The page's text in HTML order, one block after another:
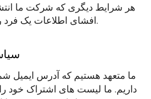
هر شرایط دیگری که شرکت ما
افشای اطلاعات یک فرد را ضروری بداند.
ما متعهد هستیم که آدرس ایمیل
داریم. ما لیست های اشتراک خود